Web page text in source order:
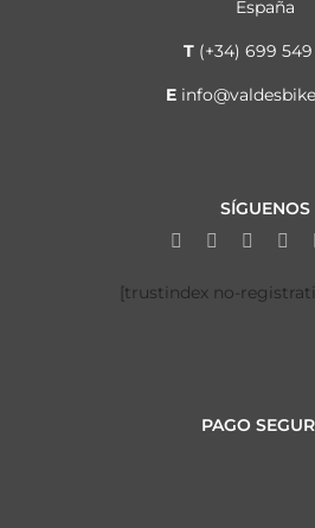
España
T (+34) 699
E
SÍGUENOS
[trustindex no-
PAGO